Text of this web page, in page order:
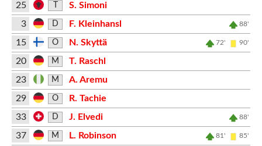
25
S. Simoni
3
D F. Kleinhansl 88'
15 O N. Skyttä 72' 90'
20 M
T. Raschl
23
M
A. Aremu
29
O
R. Tachie
33
D J. Elvedi 88'
37 M L. Robinson 81' 85'